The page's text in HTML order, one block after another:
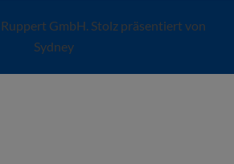
GmbH. Stolz präsentiert von
Sydney